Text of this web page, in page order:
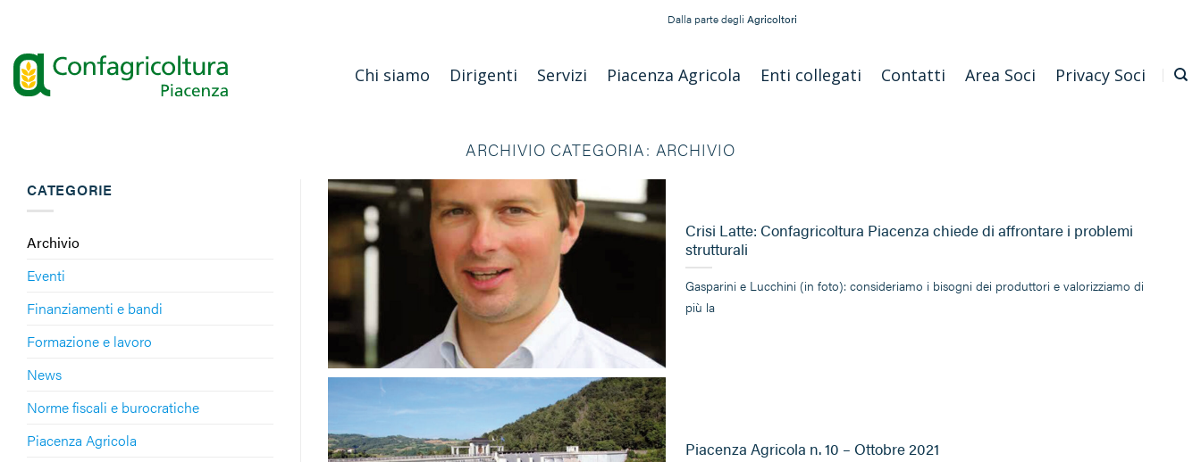
contenuti
Dalla parte degli Agricoltori
Chi siamo Dirigenti Servizi Piacenza Agricola Enti collegati Contatti Area Soci Privacy Soci
ARCHIVIO CATEGORIA: ARCHIVIO
CATEGORIE
Archivio
Eventi
Finanziamenti e bandi
Formazione e lavoro
News
Norme fiscali e burocratiche
Piacenza Agricola
Crisi Latte: Confagricoltura Piacenza chiede di affrontare i problemi
strutturali
Gasparini e Lucchini (in foto): consideriamo i bisogni dei produttori e valorizziamo di
più la
Piacenza Agricola n. 10 – Ottobre 2021